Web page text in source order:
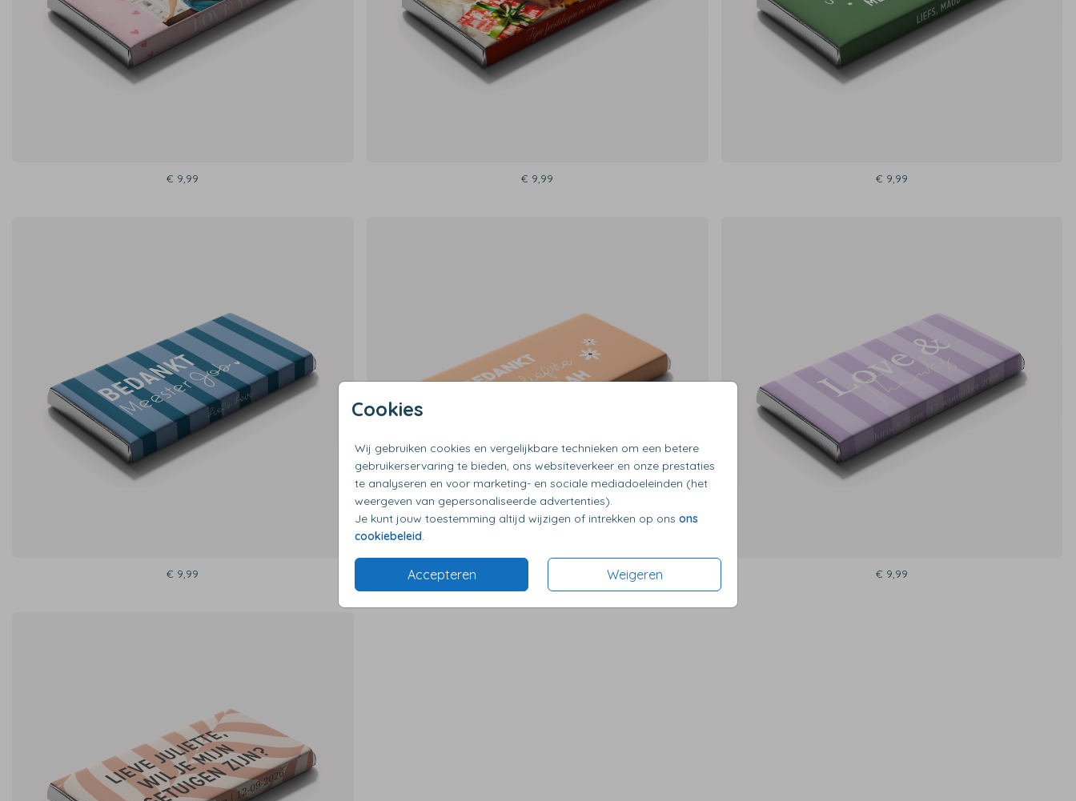
Cookies
Wij gebruiken cookies en vergelijkbare technieken om een betere
gebruikerservaring te bieden, ons websiteverkeer en onze prestaties
te analyseren en voor marketing- en sociale mediadoeleinden (het
weergeven van gepersonaliseerde advertenties).
Je kunt jouw toestemming altijd wijzigen of intrekken op ons ons
cookiebeleid.
Accepteren Weigeren
€ 9,99 € 9,99 € 9,99
€ 9,99 € 9,99